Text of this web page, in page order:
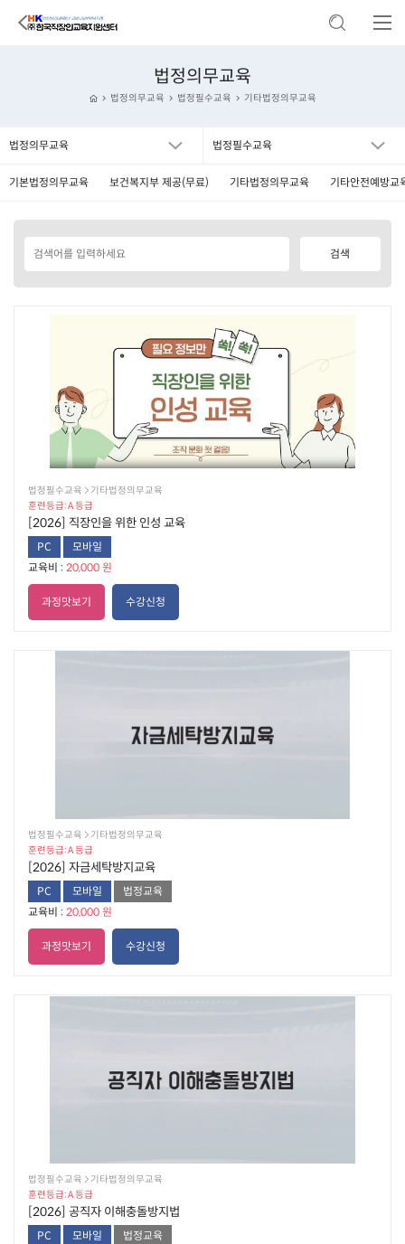
법정의무교육
법정의무교육 법정필수교육 기타법정의무교육
법정의무교육 법정필수교육
기본법정의무교육 보건복지부 제공(무료) 기타법정의무교육 기타안전예방교
법정필수교육  기타법정의무교육
훈련등급: A 등급
[2026] 직장인을 위한 인성 교육
PC
모바일
교육비 : 20,000 원
과정맛보기 수강신청
법정필수교육  기타법정의무교육
훈련등급: A 등급
[2026] 자금세탁방지교육
PC 모바일
법정교육
교육비 : 20,000 원
과정맛보기 수강신청
법정필수교육  기타법정의무교육
훈련등급: A 등급
[2026] 공직자 이해충돌방지법
PC 모바일
법정교육